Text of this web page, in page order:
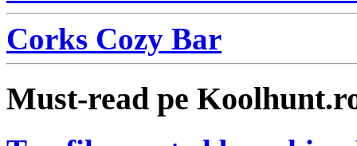
Corks Cozy Bar
Must-read pe